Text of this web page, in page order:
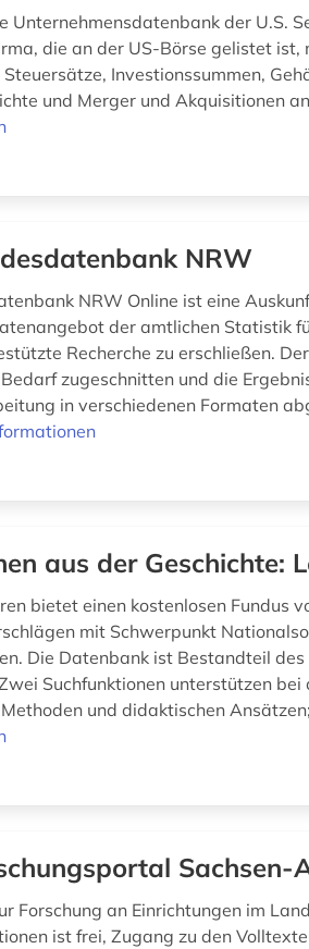
Unternehmensdatenbank der U.S.
die an der US-Börse gelistet
Investionssummen,
und Merger und Akquisitionen
NRW
NRW Online ist eine
der amtlichen Statistik
Recherche zu erschließen.
zugeschnitten und die
in verschiedenen Formaten
aus der Geschichte:
bietet einen kostenlosen Fundus
mit Schwerpunkt
Die Datenbank ist Bestandteil
Suchfunktionen unterstützen
und didaktischen
Sachsen-
Forschung an Einrichtungen im
ist frei, Zugang zu den